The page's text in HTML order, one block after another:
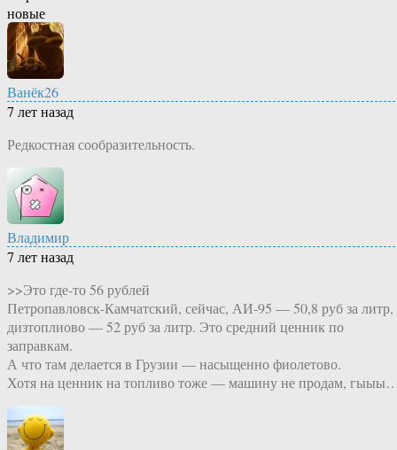
новые
Ванёк26
7 лет назад
Редкостная сообразительность.
Владимир
7 лет назад
>>Это где-то 56 рублей
Петропавловск-Камчатский, сейчас, АИ-95 — 50,8 руб за литр,
дизтоплиово — 52 руб за литр. Это средний ценник по
заправкам.
А что там делается в Грузии — насыщенно фиолетово.
Хотя на ценник на топливо тоже — машину не продам,